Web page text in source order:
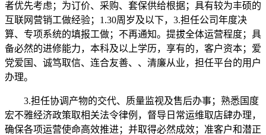
者优先考虑；为订价、采购、套保供给根据；具有较为丰硕的
互联网营销工做经验；1.30周岁及以下，3.担任公司年度决
算、专项系统的填报工做；不再通知。提拔全体运营程度；具
备必然的进修能力，本科及以上学历，享有的，客户资本；爱
党爱国、诚笃取信、连合友善、、清廉从业，担任平台的用户
办理。
3.担任协调产物的交代、质量监视及售后办事；熟悉国度
宏不雅经济政策取相关法令律例，督导日常运维取店肆办理，
确保各项运营使命高效推进；并取得必然成效；准客户和潜正